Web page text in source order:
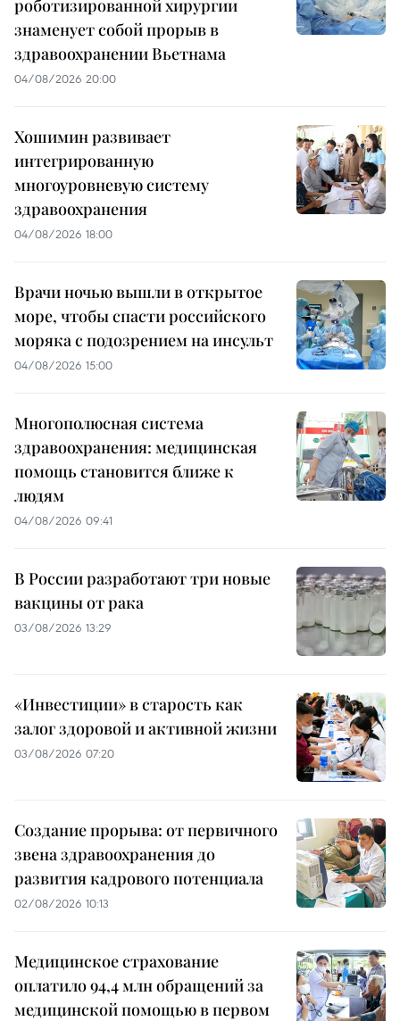
роботизированной хирургии
знаменует собой прорыв в
здравоохранении Вьетнама
04/08/2026 20:00
Хошимин развивает
интегрированную
многоуровневую систему
здравоохранения
04/08/2026 18:00
Врачи ночью вышли в открытое
море, чтобы спасти российского
моряка с подозрением на инсульт
04/08/2026 15:00
Многополюсная система
здравоохранения: медицинская
помощь становится ближе к
людям
04/08/2026 09:41
В России разработают три новые
вакцины от рака
03/08/2026 13:29
«Инвестиции» в старость как
залог здоровой и активной жизни
03/08/2026 07:20
Создание прорыва: от первичного
звена здравоохранения до
развития кадрового потенциала
02/08/2026 10:13
Медицинское страхование
оплатило 94,4 млн обращений за
медицинской помощью в первом